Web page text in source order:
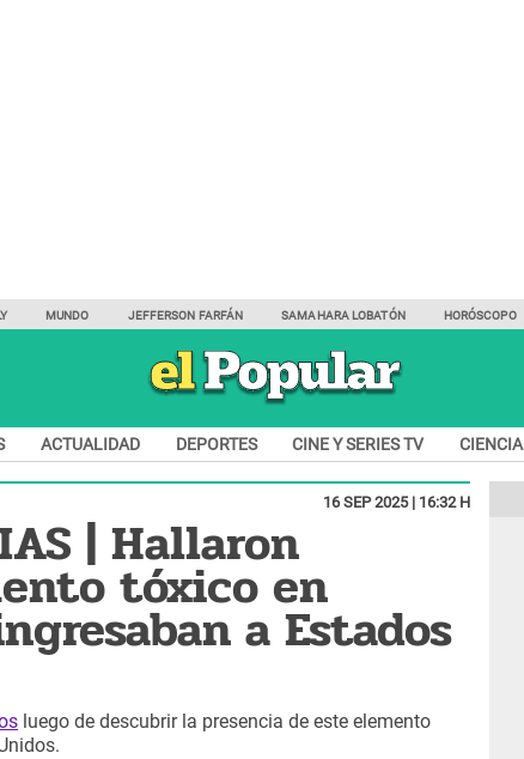
MUNDO JEFFERSON FARFÁN SAMAHARA LOBATÓN HORÓSCOPO
ACTUALIDAD DEPORTES CINE Y SERIES TV CIENCIA
16 SEP 2025 | 16:32 H
| Hallaron
tóxico en
a Estados
luego de descubrir la presencia de este elemento